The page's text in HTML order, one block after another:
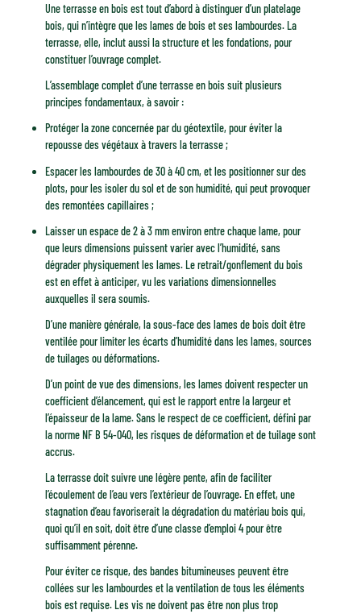
Une terrasse en bois est tout d’abord à distinguer d’un platelage
bois, qui n’intègre que les lames de bois et ses lambourdes. La
terrasse, elle, inclut aussi la structure et les fondations, pour
constituer l’ouvrage complet.
L’assemblage complet d’une terrasse en bois suit plusieurs
principes fondamentaux, à savoir :
Protéger la zone concernée par du géotextile, pour éviter la
repousse des végétaux à travers la terrasse ;
Espacer les lambourdes de 30 à 40 cm, et les positionner sur des
plots, pour les isoler du sol et de son humidité, qui peut provoquer
des remontées capillaires ;
Laisser un espace de 2 à 3 mm environ entre chaque lame, pour
que leurs dimensions puissent varier avec l’humidité, sans
dégrader physiquement les lames. Le retrait/gonflement du bois
est en effet à anticiper, vu les variations dimensionnelles
auxquelles il sera soumis.
D’une manière générale, la sous-face des lames de bois doit être
ventilée pour limiter les écarts d’humidité dans les lames, sources
de tuilages ou déformations.
D’un point de vue des dimensions, les lames doivent respecter un
coefficient d’élancement, qui est le rapport entre la largeur et
l’épaisseur de la lame. Sans le respect de ce coefficient, défini par
la norme NF B 54-040, les risques de déformation et de tuilage sont
accrus.
La terrasse doit suivre une légère pente, afin de faciliter
l’écoulement de l’eau vers l’extérieur de l’ouvrage. En effet, une
stagnation d’eau favoriserait la dégradation du matériau bois qui,
quoi qu’il en soit, doit être d’une classe d’emploi 4 pour être
suffisamment pérenne.
Pour éviter ce risque, des bandes bitumineuses peuvent être
collées sur les lambourdes et la ventilation de tous les éléments
bois est requise. Les vis ne doivent pas être non plus trop